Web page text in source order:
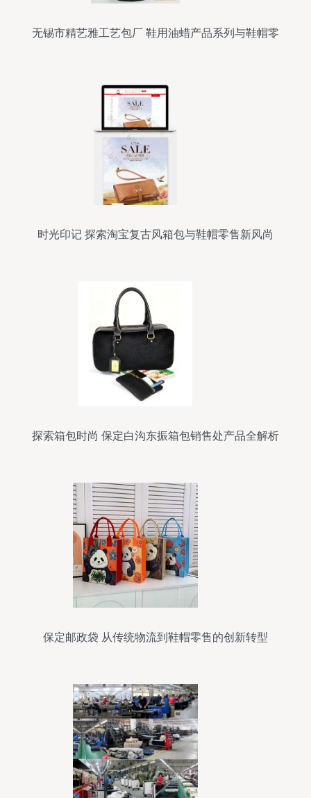
无锡市精艺雅工艺包厂 鞋用油蜡产品系列与鞋帽零
时光印记 探索淘宝复古风箱包与鞋帽零售新风尚
探索箱包时尚 保定白沟东振箱包销售处产品全解析
保定邮政袋 从传统物流到鞋帽零售的创新转型